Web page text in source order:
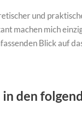
und
machen mich
Blick auf
den